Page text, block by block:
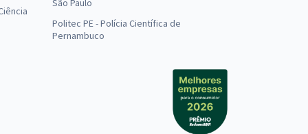
São Paulo
Politec PE - Polícia Científica de
Pernambuco